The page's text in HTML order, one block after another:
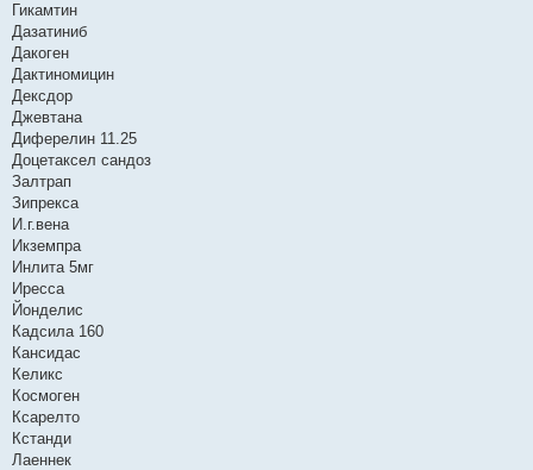
Гикамтин
Дазатиниб
Дакоген
Дактиномицин
Дексдор
Джевтана
Диферелин 11.25
Доцетаксел сандоз
Залтрап
Зипрекса
И.г.вена
Икземпра
Инлита 5мг
Иресса
Йонделис
Кадсила 160
Кансидас
Келикс
Космоген
Ксарелто
Кстанди
Лаеннек